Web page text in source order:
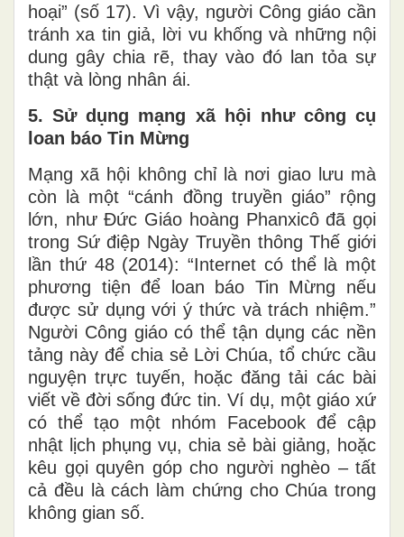
hoại” (số 17). Vì vậy, người Công giáo cần
tránh xa tin giả, lời vu khống và những nội
dung gây chia rẽ, thay vào đó lan tỏa sự
thật và lòng nhân ái.
5. Sử dụng mạng xã hội như công cụ
loan báo Tin Mừng
Mạng xã hội không chỉ là nơi giao lưu mà
còn là một “cánh đồng truyền giáo” rộng
lớn, như Đức Giáo hoàng Phanxicô đã gọi
trong Sứ điệp Ngày Truyền thông Thế giới
lần thứ 48 (2014): “Internet có thể là một
phương tiện để loan báo Tin Mừng nếu
được sử dụng với ý thức và trách nhiệm.”
Người Công giáo có thể tận dụng các nền
tảng này để chia sẻ Lời Chúa, tổ chức cầu
nguyện trực tuyến, hoặc đăng tải các bài
viết về đời sống đức tin. Ví dụ, một giáo xứ
có thể tạo một nhóm Facebook để cập
nhật lịch phụng vụ, chia sẻ bài giảng, hoặc
kêu gọi quyên góp cho người nghèo – tất
cả đều là cách làm chứng cho Chúa trong
không gian số.